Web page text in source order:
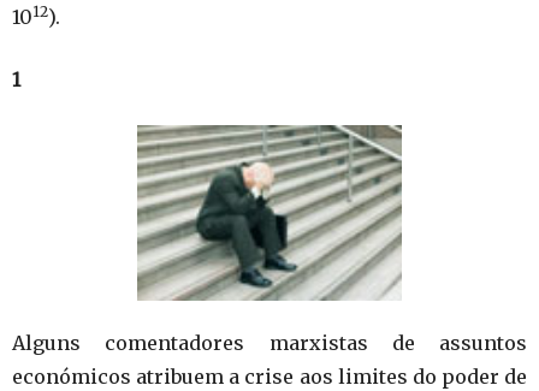
1012).
1
Alguns comentadores marxistas de assuntos
económicos atribuem a crise aos limites do poder de